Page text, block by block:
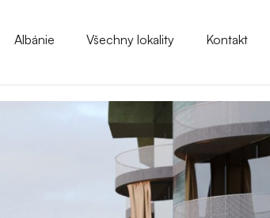
Albánie Všechny lokality Kontakt